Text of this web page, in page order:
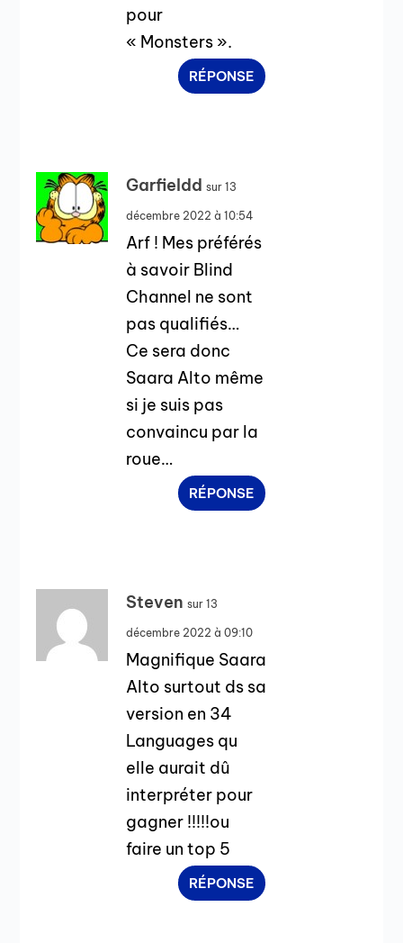
pour
« Monsters ».
RÉPONSE
Garfieldd sur 13
décembre 2022 à 10:54
Arf ! Mes préférés
à savoir Blind
Channel ne sont
pas qualifiés…
Ce sera donc
Saara Alto même
si je suis pas
convaincu par la
roue…
RÉPONSE
Steven sur 13
décembre 2022 à 09:10
Magnifique Saara
Alto surtout ds sa
version en 34
Languages qu
elle aurait dû
interpréter pour
gagner !!!!!ou
faire un top 5
RÉPONSE